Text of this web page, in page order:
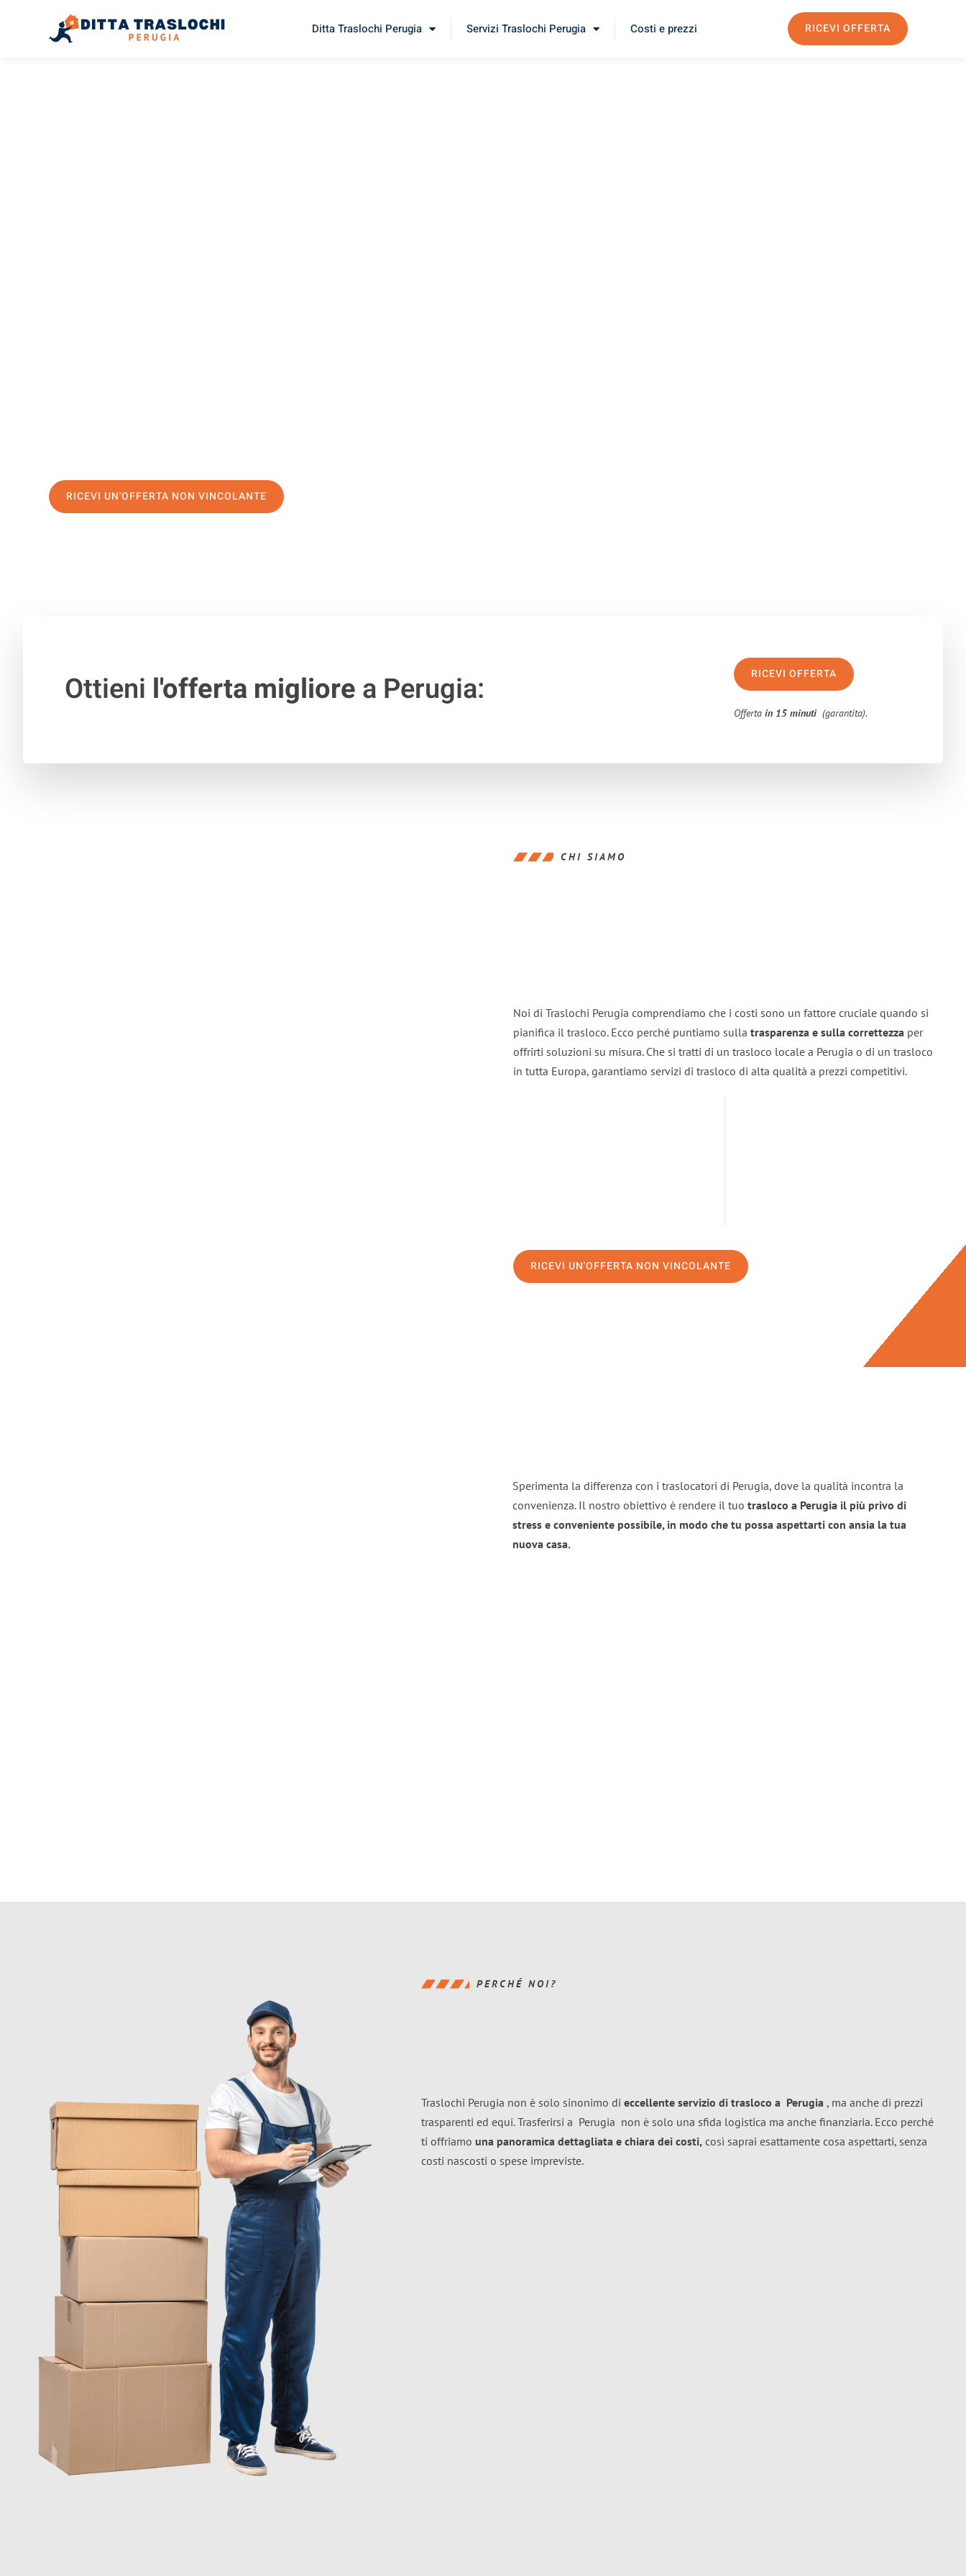
Ditta Traslochi Perugia Servizi Traslochi Perugia Costi e prezzi RICEVI OFFERTA
RICEVI UN'OFFERTA NON VINCOLANTE
Ottieni l'offerta migliorea Perugia: RICEVI OFFERTA
Offertain 15 minuti (garantita).
CHI SIAMO
Noi di Traslochi Perugia comprendiamo che i costi sono un fattore cruciale quando si
pianifica il trasloco. Ecco perché puntiamo sulla trasparenza e sulla correttezza per
offrirti soluzioni su misura. Che si tratti di un trasloco locale a Perugia o di un trasloco
in tutta Europa, garantiamo servizi di trasloco di alta qualità a prezzi competitivi.
RICEVI UN'OFFERTA NON VINCOLANTE
Sperimenta la differenza con i traslocatori di Perugia, dove la qualità incontra la
convenienza. Il nostro obiettivo è rendere il tuo trasloco a Perugia il più privo di
stress e conveniente possibile, in modo che tu possa aspettarti con ansia la tua
nuova casa.
PERCHÉ NOI?
Traslochi Perugia non è solo sinonimo di eccellente servizio di trasloco a Perugia , ma anche di prezzi
trasparenti ed equi. Trasferirsi a Perugia non è solo una sfida logistica ma anche finanziaria. Ecco perché
ti offriamo una panoramica dettagliata e chiara dei costi, così saprai esattamente cosa aspettarti, senza
costi nascosti o spese impreviste.